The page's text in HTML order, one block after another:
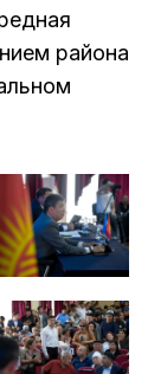
района